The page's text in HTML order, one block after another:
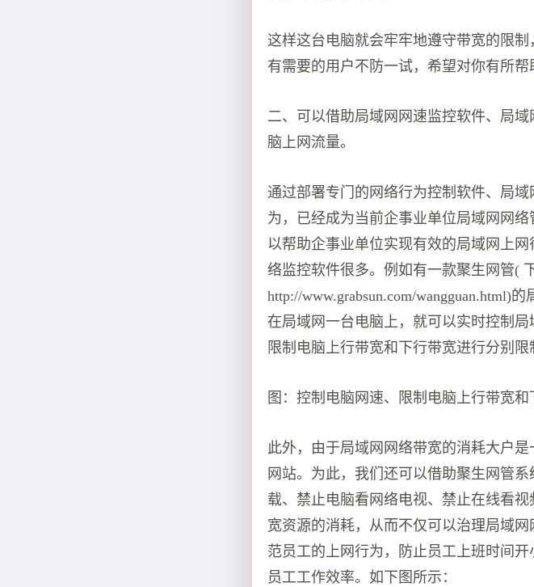
这样这台电脑就会牢牢地遵守带宽的限
有需要的用户不防一试，希望对你有所帮
二、可以借助局域网网速监控软件、局
脑上网流量。
通过部署专门的网络行为控制软件、局
为，已经成为当前企事业单位局域网网
以帮助企事业单位实现有效的局域网上
络监控软件很多。例如有一款聚生网管(
http://www.grabsun.com/wangguan.html)
在局域网一台电脑上，就可以实时控制
限制电脑上行带宽和下行带宽进行分别限
图：控制电脑网速、限制电脑上行带宽和
此外，由于局域网网络带宽的消耗大户
网站。为此，我们还可以借助聚生网管
载、禁止电脑看网络电视、禁止在线看
宽资源的消耗，从而不仅可以治理局域
范员工的上网行为，防止员工上班时间
员工工作效率。如下图所示：